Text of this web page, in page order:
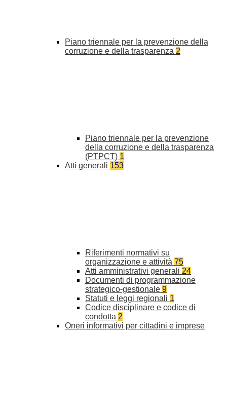
Piano triennale per la prevenzione della
corruzione e della trasparenza 2
Piano triennale per la prevenzione
della corruzione e della trasparenza
(PTPCT) 1
Atti generali 153
Riferimenti normativi su
organizzazione e attività 75
Atti amministrativi generali 24
Documenti di programmazione
strategico-gestionale 9
Statuti e leggi regionali 1
Codice disciplinare e codice di
condotta 2
Oneri informativi per cittadini e imprese